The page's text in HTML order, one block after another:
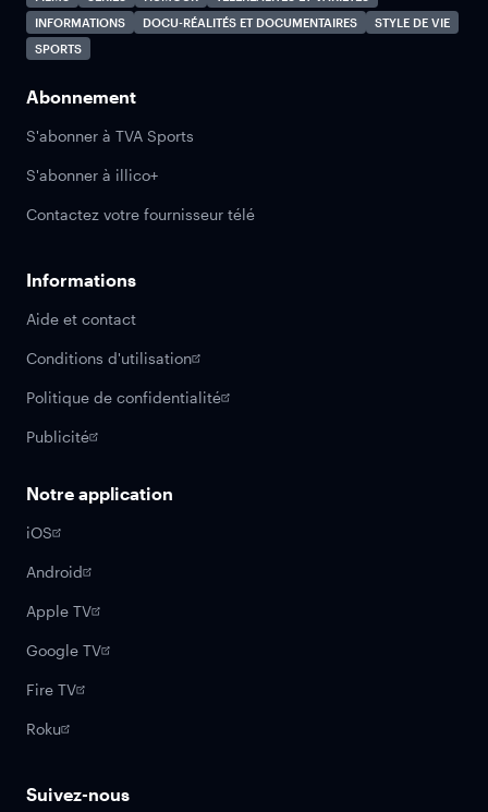
INFORMATIONS
DOCU-RÉALITÉS ET DOCUMENTAIRES
STYLE DE VIE
SPORTS
Abonnement
S'abonner à TVA Sports
S'abonner à illico+
Contactez votre fournisseur télé
Informations
Aide et contact
Conditions d'utilisation
Politique de confidentialité
Publicité
Notre application
iOS
Android
Apple TV
Google TV
Fire TV
Roku
Suivez-nous